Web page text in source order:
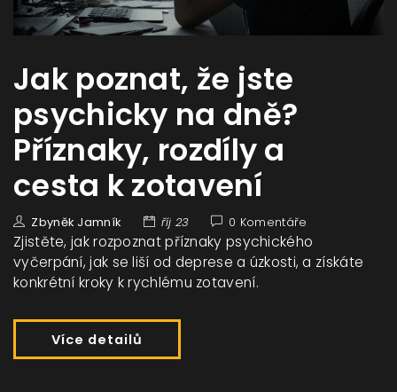
Jak poznat, že jste
psychicky na dně?
Příznaky, rozdíly a
cesta k zotavení
Zbyněk Jamník říj 23 0 Komentáře
Zjistěte, jak rozpoznat příznaky psychického
vyčerpání, jak se liší od deprese a úzkosti, a získáte
konkrétní kroky k rychlému zotavení.
Více detailů